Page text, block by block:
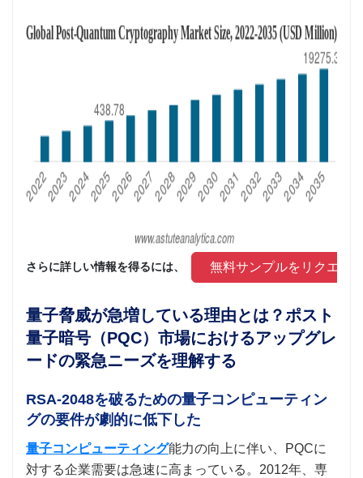
さらに詳しい情報を得るには、 無料サンプルをリクエス
量子脅威が急増している理由とは？ポスト
量子暗号（PQC）市場におけるアップグレ
ードの緊急ニーズを理解する
RSA-2048を破るための量子コンピューティン
グの要件が劇的に低下した
量子コンピューティング能力の向上に伴い、PQCに
対する企業需要は急速に高まっている。2012年、専